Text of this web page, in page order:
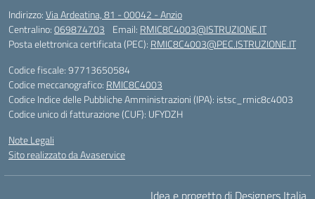
Indirizzo:Via Ardeatina, 81 - 00042 - Anzio
Centralino:069874703 Email: RMIC8C4003@ISTRUZIONE.IT
Posta elettronica certificata (PEC): RMIC8C4003@PEC.ISTRUZIONE.IT
Codice fiscale: 97713650584
Codice meccanografico: RMIC8C4003
Codice Indice delle Pubbliche Amministrazioni (IPA): istsc_rmic8c4003
Codice unico di fatturazione (CUF): UFYDZH
Note Legali
Sito realizzato da Avaservice
Idea e progetto di Designers Italia